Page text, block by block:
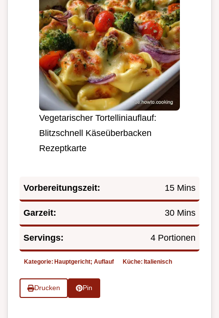
Vegetarischer Tortelliniauflauf:
Blitzschnell Käseüberbacken
Rezeptkarte
Vorbereitungszeit: 15 Mins
Garzeit: 30 Mins
Servings: 4 Portionen
Kategorie: Hauptgericht; Auflauf Küche: Italienisch
Drucken Pin